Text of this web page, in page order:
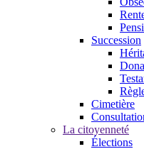
Succession
Cimetière
La citoyenneté
Élections